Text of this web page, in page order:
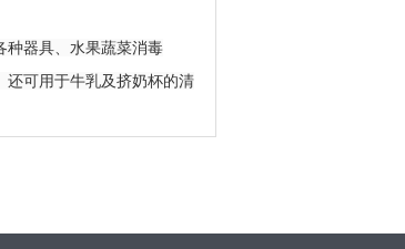
种器具、水果蔬菜消毒
还可用于牛乳及挤奶杯的清